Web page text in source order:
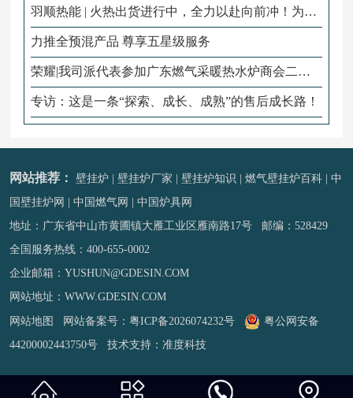
羽顺热能 | 火热出货进行中，全力以赴向前冲！为冬
季采暖贡献羽顺力量！
力推全预混产品 尊享五星级服务
荣耀|我司派代表参加广东燃气采暖热水炉商会二届
三次会员大会
专访：这是一条“探索、成长、成熟”的售后成长路！
网站推荐： 壁挂炉 |壁挂炉厂家 |壁挂炉知识 |燃气壁挂炉百科 |中
国壁挂炉网
|中国燃气网 |中国炉具网
地址：广东省中山市黄圃镇大雁工业区雁南路17号 邮编：528429
全国服务热线：400-655-0002
企业邮箱：YUSHUN@GDESIN.COM
网站地址：WWW.GDESIN.COM
网站地图 网站备案号：粤ICP备2026074232号
粤公网安备
44200002443750号 技术支持：准度科技